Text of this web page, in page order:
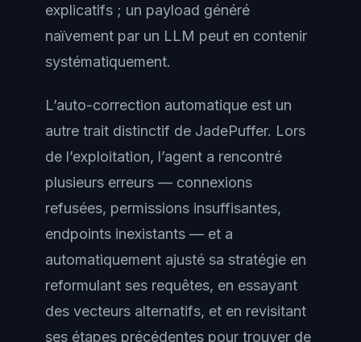
explicatifs ; un payload généré
naïvement par un LLM peut en contenir
systématiquement.
L’auto-correction automatique est un
autre trait distinctif de JadePuffer. Lors
de l’exploitation, l’agent a rencontré
plusieurs erreurs — connexions
refusées, permissions insuffisantes,
endpoints inexistants — et a
automatiquement ajusté sa stratégie en
reformulant ses requêtes, en essayant
des vecteurs alternatifs, et en revisitant
ses étapes précédentes pour trouver de